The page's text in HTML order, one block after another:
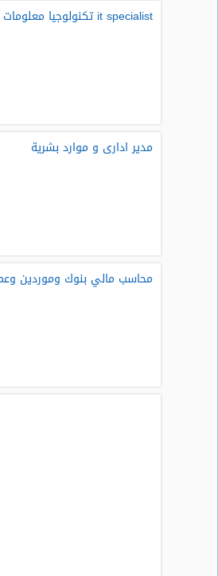
it specialist تكنولوجيا معلومات واتصلات
مدير ادارى و موارد بشرية
محاسب مالي بنوك وموردين